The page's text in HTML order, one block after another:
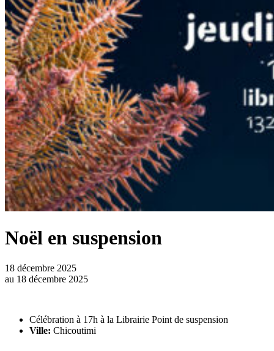
Noël en suspension
18 décembre 2025
au 18 décembre 2025
Célébration à 17h à la Librairie Point de suspension
Ville: Chicoutimi